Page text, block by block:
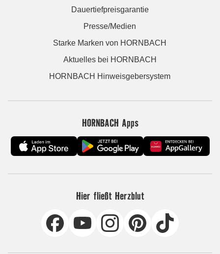
Dauertiefpreisgarantie
Presse/Medien
Starke Marken von HORNBACH
Aktuelles bei HORNBACH
HORNBACH Hinweisgebersystem
HORNBACH Apps
Hier fließt Herzblut